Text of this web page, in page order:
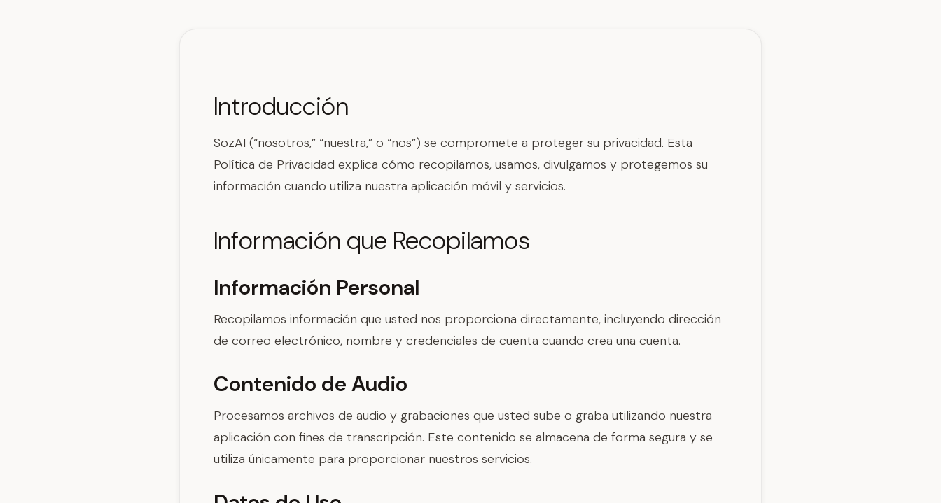
Introducción
SozAI (“nosotros,” “nuestra,” o “nos”) se compromete a proteger su privacidad. Esta
Política de Privacidad explica cómo recopilamos, usamos, divulgamos y protegemos su
información cuando utiliza nuestra aplicación móvil y servicios.
Información que Recopilamos
Información Personal
Recopilamos información que usted nos proporciona directamente, incluyendo dirección
de correo electrónico, nombre y credenciales de cuenta cuando crea una cuenta.
Contenido de Audio
Procesamos archivos de audio y grabaciones que usted sube o graba utilizando nuestra
aplicación con fines de transcripción. Este contenido se almacena de forma segura y se
utiliza únicamente para proporcionar nuestros servicios.